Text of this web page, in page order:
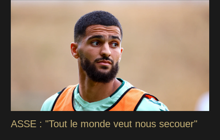
ASSE : "Tout le monde veut nous secouer"